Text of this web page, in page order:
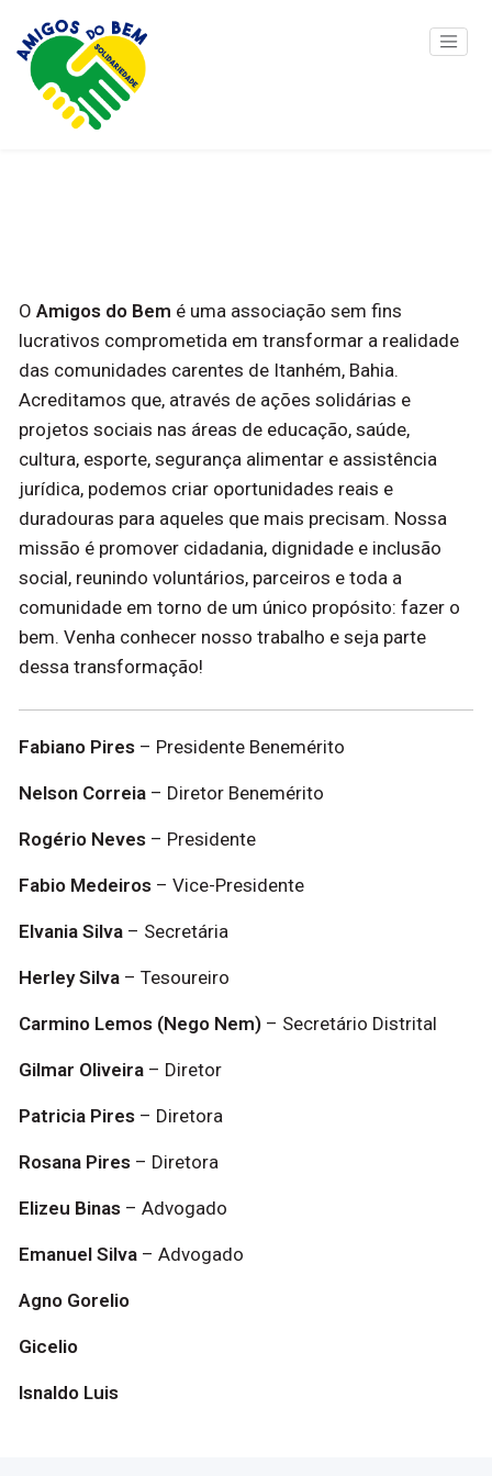
OAmigos do Bem é uma associação sem fins
lucrativos comprometida em transformar a realidade
das comunidades carentes de Itanhém, Bahia.
Acreditamos que, através de ações solidárias e
projetos sociais nas áreas de educação, saúde,
cultura, esporte, segurança alimentar e assistência
jurídica, podemos criar oportunidades reais e
duradouras para aqueles que mais precisam. Nossa
missão é promover cidadania, dignidade e inclusão
social, reunindo voluntários, parceiros e toda a
comunidade em torno de um único propósito: fazer o
bem. Venha conhecer nosso trabalho e seja parte
dessa transformação!
Fabiano Pires – Presidente Benemérito
Nelson Correia – Diretor Benemérito
Rogério Neves – Presidente
Fabio Medeiros – Vice-Presidente
Elvania Silva – Secretária
Herley Silva – Tesoureiro
Carmino Lemos (Nego Nem) – Secretário Distrital
Gilmar Oliveira – Diretor
Patricia Pires – Diretora
Rosana Pires – Diretora
Elizeu Binas – Advogado
Emanuel Silva – Advogado
Agno Gorelio
Gicelio
Isnaldo Luis